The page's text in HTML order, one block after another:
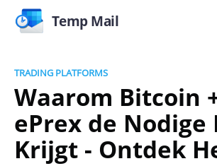
Temp Mail
TRADING PLATFORMS
Waarom Bitcoin
ePrex de Nodige
Krijgt - Ontdek